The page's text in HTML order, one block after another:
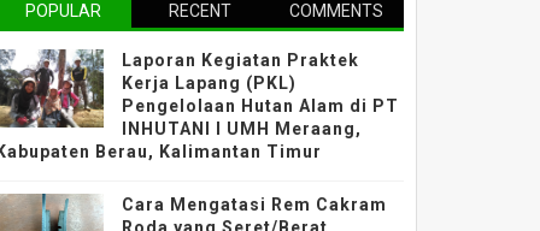
POPULAR RECENT COMMENTS
Laporan Kegiatan Praktek
Kerja Lapang (PKL)
Pengelolaan Hutan Alam di PT
INHUTANI I UMH Meraang,
Kabupaten Berau, Kalimantan Timur
Cara Mengatasi Rem Cakram